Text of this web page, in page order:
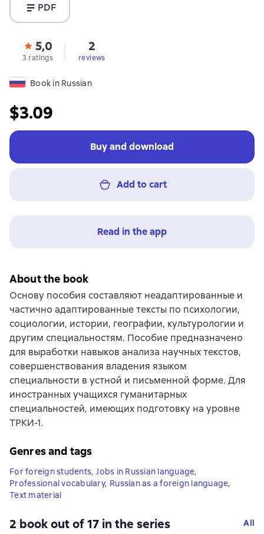
PDF
5,0
3 ratings
2
reviews
Book in Russian
$3.09
Buy and download
Add to cart
Read in the app
About the book
Основу пособия составляют неадаптированные и
частично адаптированные тексты по психологии,
социологии, истории, географии, культурологии и
другим специальностям. Пособие предназначено
для выработки навыков анализа научных текстов,
совершенствования владения языком
специальности в устной и письменной форме. Для
иностранных учащихся гуманитарных
специальностей, имеющих подготовку на уровне
ТРКИ-1.
Genres and tags
For foreign students, Jobs in Russian language,
Professional vocabulary, Russian as a foreign language,
Text material
2 book out of 17 in the series
All